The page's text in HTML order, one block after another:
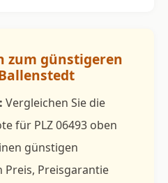
zum günstigeren
Vergleichen Sie die
für PLZ 06493 oben
günstigen
Preis, Preisgarantie